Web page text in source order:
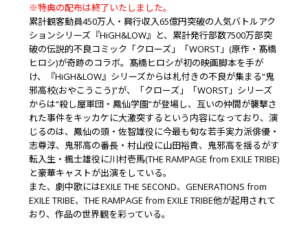
※特典の配布は終了いたしました。
累計観客動員450万人・興行収入65億円突破の人気バトルアク
ションシリーズ『HiGH&LOW』と、累計発行部数7500万部突
破の伝説的不良コミック「クローズ」「WORST」(原作・髙橋
ヒロシ)が奇跡のコラボ。髙橋ヒロシが初の映画脚本を手が
け、『HiGH&LOW』シリーズからは札付きの不良が集まる“鬼
邪高校(おやこうこう)”が、「クローズ」「WORST」シリーズ
からは“殺し屋軍団・鳳仙学園”が登場し、互いの仲間が襲撃さ
れた事件をキッカケに大激突するという内容になっており、演
じるのは、鳳仙の頭・佐智雄役に今最も旬な若手実力派俳優・
志尊淳、鬼邪高の番長・村山役に山田裕貴、鬼邪高を揺るがす
転入生・楓士雄役に川村壱馬(THE RAMPAGE from EXILE TRIBE)
と豪華キャストが出演をしている。
また、劇中歌にはEXILE THE SECOND、GENERATIONS from
EXILE TRIBE、THE RAMPAGE from EXILE TRIBE他が起用されて
おり、作品の世界観を彩っている。